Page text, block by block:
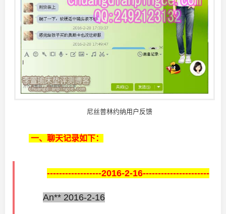
尼丝普林约纳用户反馈
一、聊天记录如下：
------------------2016-2-16----------------------
An** 2016-2-16